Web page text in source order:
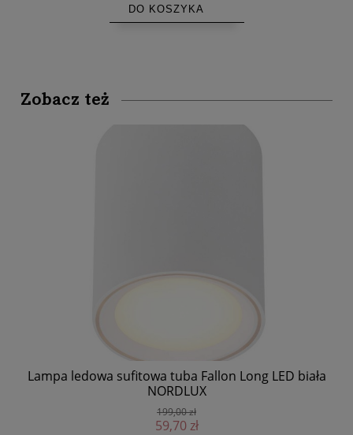
DO KOSZYKA
Zobacz też
Lampa ledowa sufitowa tuba Fallon Long LED biała
NORDLUX
199,00 zł
59,70 zł